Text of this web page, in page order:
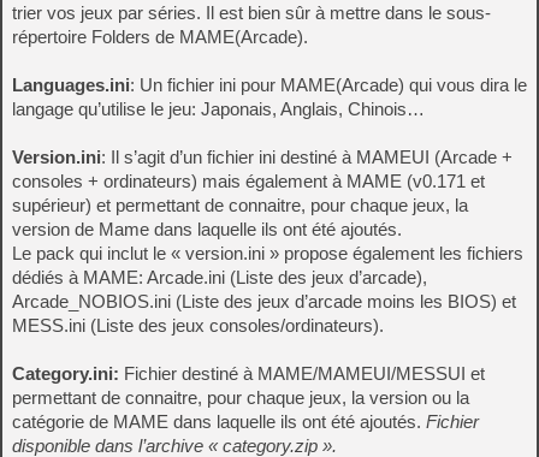
trier vos jeux par séries. Il est bien sûr à mettre dans le sous-
répertoire Folders de MAME(Arcade).
Languages.ini: Un fichier ini pour MAME(Arcade) qui vous dira le
langage qu’utilise le jeu: Japonais, Anglais, Chinois…
Version.ini: Il s’agit d’un fichier ini destiné à MAMEUI (Arcade +
consoles + ordinateurs) mais également à MAME (v0.171 et
supérieur) et permettant de connaitre, pour chaque jeux, la
version de Mame dans laquelle ils ont été ajoutés.
Le pack qui inclut le « version.ini » propose également les fichiers
dédiés à MAME: Arcade.ini (Liste des jeux d’arcade),
Arcade_NOBIOS.ini (Liste des jeux d’arcade moins les BIOS) et
MESS.ini (Liste des jeux consoles/ordinateurs).
Category.ini: Fichier destiné à MAME/MAMEUI/MESSUI et
permettant de connaitre, pour chaque jeux, la version ou la
catégorie de MAME dans laquelle ils ont été ajoutés. Fichier
disponible dans l’archive « category.zip ».